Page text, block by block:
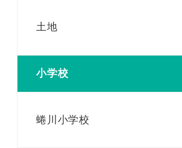
土地
小学校
蜷川小学校